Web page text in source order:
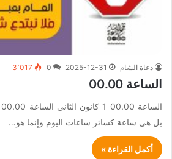
دعاة الشام 2025-12-31
0 3٬017
الساعة 00.00
بل هي ساعة كسائر ساعات اليوم وإنما هو…
أكمل القراءة »